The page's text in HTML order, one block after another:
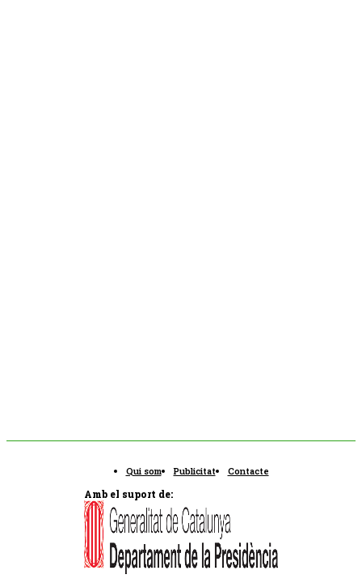
Qui som Publicitat Contacte
Amb el suport de: